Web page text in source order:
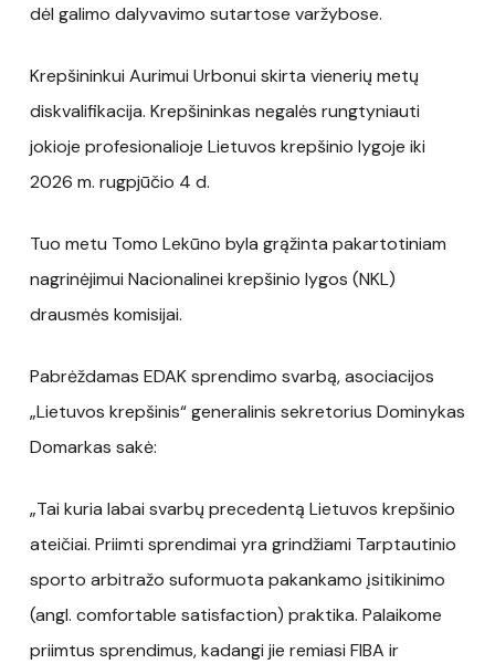
dėl galimo dalyvavimo sutartose varžybose.
Krepšininkui Aurimui Urbonui skirta vienerių metų
diskvalifikacija. Krepšininkas negalės rungtyniauti
jokioje profesionalioje Lietuvos krepšinio lygoje iki
2026 m. rugpjūčio 4 d.
Tuo metu Tomo Lekūno byla grąžinta pakartotiniam
nagrinėjimui Nacionalinei krepšinio lygos (NKL)
drausmės komisijai.
Pabrėždamas EDAK sprendimo svarbą, asociacijos
„Lietuvos krepšinis“ generalinis sekretorius Dominykas
Domarkas sakė:
„Tai kuria labai svarbų precedentą Lietuvos krepšinio
ateičiai. Priimti sprendimai yra grindžiami Tarptautinio
sporto arbitražo suformuota pakankamo įsitikinimo
(angl. comfortable satisfaction) praktika. Palaikome
priimtus sprendimus, kadangi jie remiasi FIBA ir